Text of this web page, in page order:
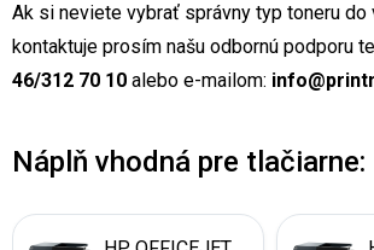
Ak si neviete vybrať správny typ toneru do
kontaktuje prosím našu odbornú podporu
46/312 70 10 alebo e-mailom:
Náplň vhodná pre tlačiarne: